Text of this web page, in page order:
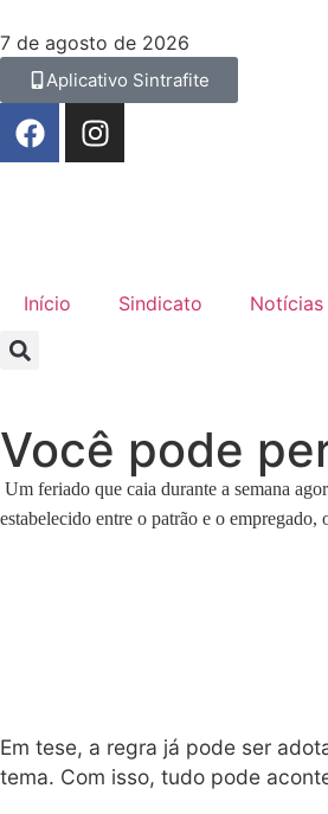
7 de agosto de 2026
Aplicativo Sintrafite
Início Sindicato Notícias
Você pode
Um feriado que caia durante a semana
estabelecido entre o patrão e o
Em tese, a regra já pode ser
tema. Com isso, tudo pode